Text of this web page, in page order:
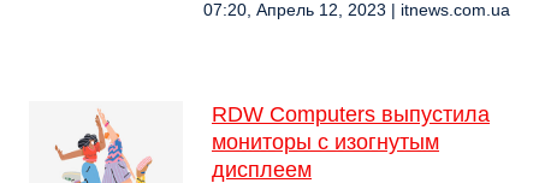
07:20, Апрель 12, 2023 | itnews.com.ua
RDW Computers выпустила
мониторы с изогнутым
дисплеем